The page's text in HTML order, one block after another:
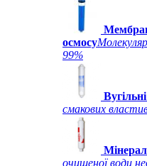
осмосу
99%
смакових
очищеної води